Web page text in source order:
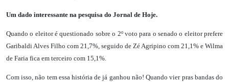
Um dado interessante na pesquisa do Jornal de Hoje.
Quando o eleitor é questionado sobre o 2º voto para o senado o eleitor prefere
Garibaldi Alves Filho com 21,7%, seguido de Zé Agripino com 21,1% e Wilma
de Faria fica em terceiro com 15,1%.
Com isso, não tem essa história de já ganhou não! Quando vier pras bandas do